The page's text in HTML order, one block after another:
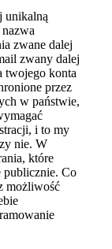
unikalną
zwane dalej
zwany dalej
twojego konta
przez
w państwie,
i to my
nie. W
które
publicznie. Co
możliwość